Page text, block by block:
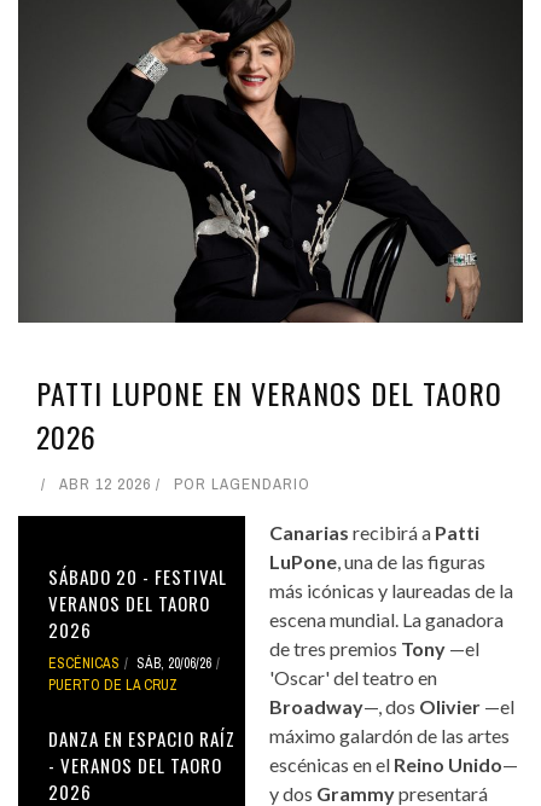
PATTI LUPONE EN VERANOS DEL TAORO
2026
ABR 12 2026 POR LAGENDARIO
SÁBADO 20 - FESTIVAL
VERANOS DEL TAORO
2026
ESCÉNICAS
SÁB, 20/06/26
PUERTO DE LA CRUZ
DANZA EN ESPACIO RAÍZ
- VERANOS DEL TAORO
2026
Canarias recibirá a Patti
LuPone, una de las figuras
más icónicas y laureadas de la
escena mundial. La ganadora
de tres premios Tony —el
'Oscar' del teatro en
Broadway—, dos Olivier —el
máximo galardón de las artes
escénicas en el Reino Unido—
y dos Grammypresentará